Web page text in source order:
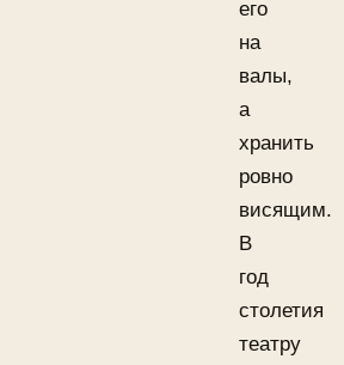
его
на
валы,
а
хранить
ровно
висящим.
В
год
столетия
театру